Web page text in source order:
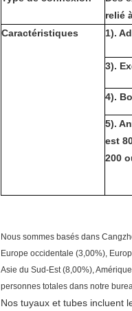
relié
Caractéristiques
1).
3).
4).
5).
est
200
Nous sommes basés dans
Europe occidentale (3,00%),
Asie du Sud-Est (8,00%),
personnes totales dans notre
Nos tuyaux et tubes incluent